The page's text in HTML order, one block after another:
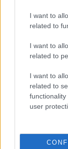
I want to
related to
I want to
related to
I want to
related to
user